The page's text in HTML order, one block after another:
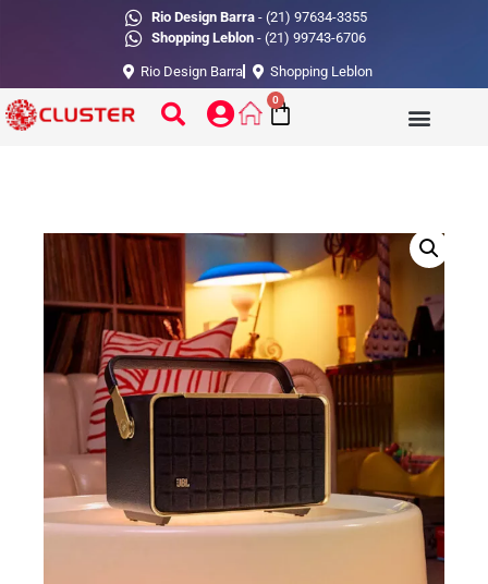
Rio Design Barra- (21) 97634-3355
Shopping Leblon - (21) 99743-6706
Rio Design Barra Shopping Leblon
0